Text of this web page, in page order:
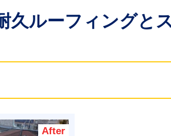
久ルーフィングと